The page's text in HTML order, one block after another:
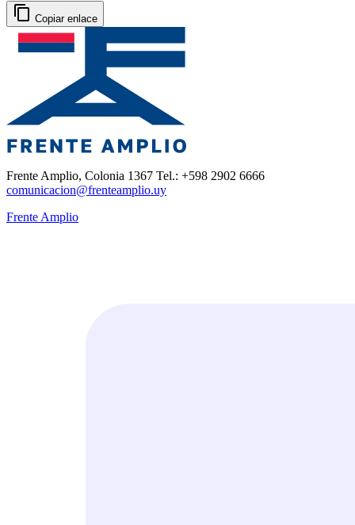
Copiar enlace
Frente Amplio, Colonia 1367 Tel.: +598 2902 6666
comunicacion@frenteamplio.uy
Frente Amplio